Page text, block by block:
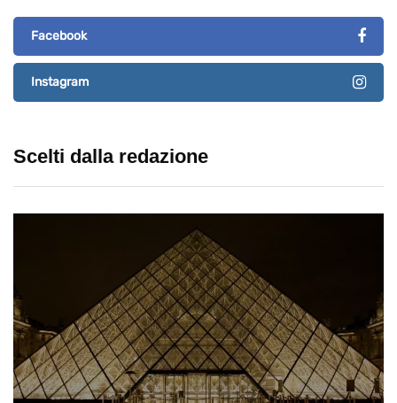
Facebook
Instagram
Scelti dalla redazione